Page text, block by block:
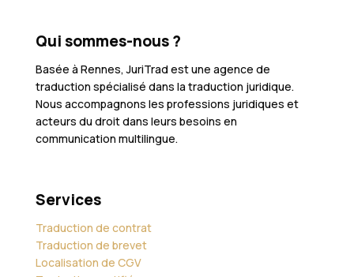
Qui sommes-nous ?
Basée à Rennes, JuriTrad est une agence de
traduction spécialisé dans la traduction juridique.
Nous accompagnons les professions juridiques et
acteurs du droit dans leurs besoins en
communication multilingue.
Services
Traduction de contrat
Traduction de brevet
Localisation de CGV